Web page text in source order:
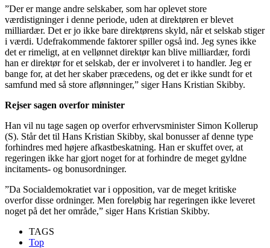
”Der er mange andre selskaber, som har oplevet store
værdistigninger i denne periode, uden at direktøren er blevet
milliardær. Det er jo ikke bare direktørens skyld, når et selskab stiger
i værdi. Udefrakommende faktorer spiller også ind. Jeg synes ikke
det er rimeligt, at en vellønnet direktør kan blive milliardær, fordi
han er direktør for et selskab, der er involveret i to handler. Jeg er
bange for, at det her skaber præcedens, og det er ikke sundt for et
samfund med så store aflønninger,” siger Hans Kristian Skibby.
Rejser sagen overfor minister
Han vil nu tage sagen op overfor erhvervsminister Simon Kollerup
(S). Står det til Hans Kristian Skibby, skal bonusser af denne type
forhindres med højere afkastbeskatning. Han er skuffet over, at
regeringen ikke har gjort noget for at forhindre de meget gyldne
incitaments- og bonusordninger.
”Da Socialdemokratiet var i opposition, var de meget kritiske
overfor disse ordninger. Men foreløbig har regeringen ikke leveret
noget på det her område,” siger Hans Kristian Skibby.
TAGS
Top